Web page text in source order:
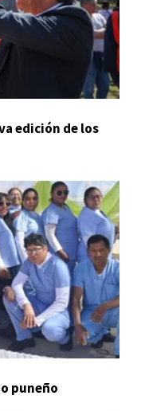
edición de los
puneño